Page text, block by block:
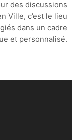
des discussions
Ville, c’est le lieu
dans un cadre
et personnalisé.